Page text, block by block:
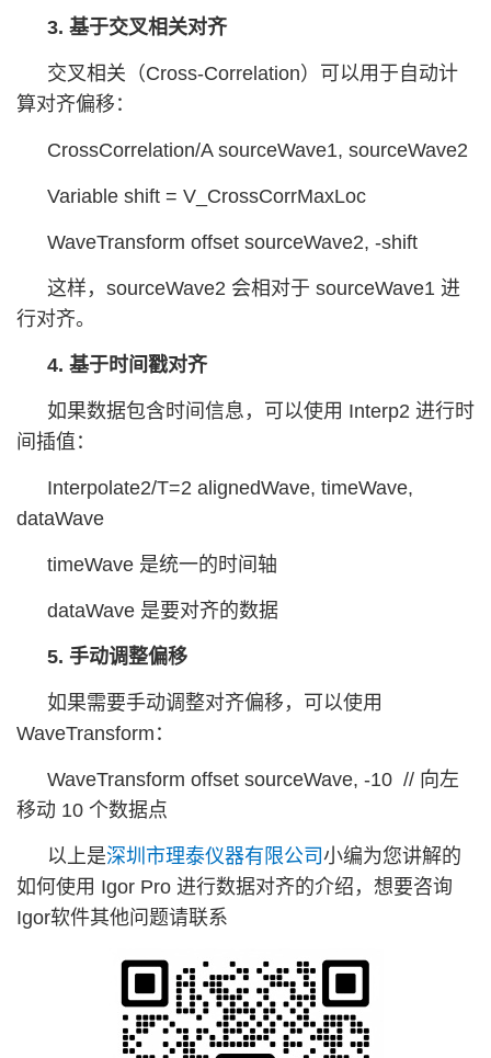
3. 基于交叉相关对齐
交叉相关（Cross-Correlation）可以用于自动计
算对齐偏移：
CrossCorrelation/A sourceWave1, sourceWave2
Variable shift = V_CrossCorrMaxLoc
WaveTransform offset sourceWave2, -shift
这样，sourceWave2 会相对于 sourceWave1 进
行对齐。
4. 基于时间戳对齐
如果数据包含时间信息，可以使用 Interp2 进行时
间插值：
Interpolate2/T=2 alignedWave, timeWave,
dataWave
timeWave 是统一的时间轴
dataWave 是要对齐的数据
5. 手动调整偏移
如果需要手动调整对齐偏移，可以使用
WaveTransform：
WaveTransform offset sourceWave, -10 // 向左
移动 10 个数据点
以上是深圳市理泰仪器有限公司 小编为您讲解的
如何使用 Igor Pro 进行数据对齐的介绍，想要咨询
Igor软件其他问题请联系